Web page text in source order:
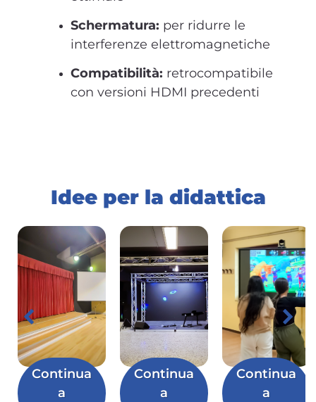
Schermatura: per ridurre le
interferenze elettromagnetiche
Compatibilità: retrocompatibile
con versioni HDMI precedenti
Idee per la didattica
Continua
a
Continua
a
Continua
a